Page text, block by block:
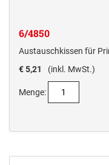
6/4850
Austauschkissen für
€ 5,21
(inkl. MwSt.)
Menge: